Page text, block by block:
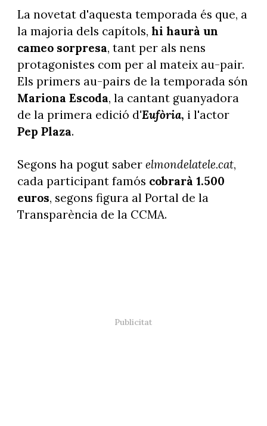
La novetat d'aquesta temporada és que, a
la majoria dels capítols, hi haurà un
cameo sorpresa, tant per als nens
protagonistes com per al mateix au-pair.
Els primers au-pairs de la temporada són
Mariona Escoda, la cantant guanyadora
de la primera edició d'Eufòria, i l'actor
Pep Plaza.
Segons ha pogut saber elmondelatele.cat,
cada participant famós cobrarà 1.500
euros, segons figura al Portal de la
Transparència de la CCMA.